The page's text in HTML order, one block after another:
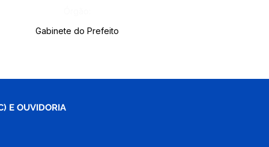
Gabinete do Prefeito
E OUVIDORIA